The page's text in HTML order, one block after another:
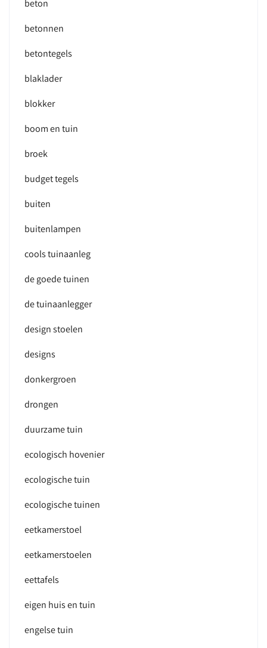
beton
betonnen
betontegels
blaklader
blokker
boom en tuin
broek
budget tegels
buiten
buitenlampen
cools tuinaanleg
de goede tuinen
de tuinaanlegger
design stoelen
designs
donkergroen
drongen
duurzame tuin
ecologisch hovenier
ecologische tuin
ecologische tuinen
eetkamerstoel
eetkamerstoelen
eettafels
eigen huis en tuin
engelse tuin